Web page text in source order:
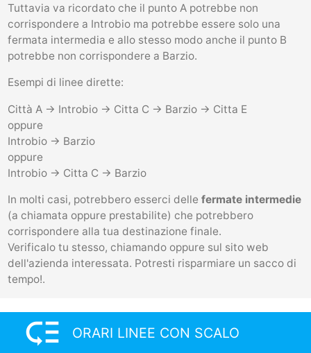
Tuttavia va ricordato che il punto A potrebbe non
corrispondere a Introbio ma potrebbe essere solo una
fermata intermedia e allo stesso modo anche il punto B
potrebbe non corrispondere a Barzio.
Esempi di linee dirette:
Città A -> Introbio -> Citta C -> Barzio -> Citta E
oppure
Introbio -> Barzio
oppure
Introbio -> Citta C -> Barzio
In molti casi, potrebbero esserci delle fermate intermedie
(a chiamata oppure prestabilite) che potrebbero
corrispondere alla tua destinazione finale.
Verificalo tu stesso, chiamando oppure sul sito web
dell'azienda interessata. Potresti risparmiare un sacco di
tempo!.
low_priority ORARI LINEE CON SCALO